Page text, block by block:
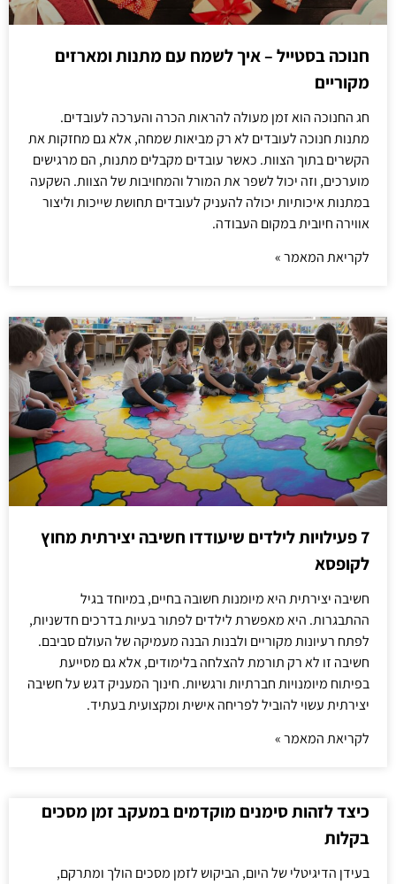
חנוכה בסטייל – איך לשמח עם מתנות ומארזים
מקוריים
חג החנוכה הוא זמן מעולה להראות הכרה והערכה לעובדים.
מתנות חנוכה לעובדים לא רק מביאות שמחה, אלא גם מחזקות את
הקשרים בתוך הצוות. כאשר עובדים מקבלים מתנות, הם מרגישים
מוערכים, וזה יכול לשפר את המורל והמחויבות של הצוות. השקעה
במתנות איכותיות יכולה להעניק לעובדים תחושת שייכות וליצור
אווירה חיובית במקום העבודה.
לקריאת המאמר »
7 פעילויות לילדים שיעודדו חשיבה יצירתית מחוץ
לקופסא
חשיבה יצירתית היא מיומנות חשובה בחיים, במיוחד בגיל
ההתבגרות. היא מאפשרת לילדים לפתור בעיות בדרכים חדשניות,
לפתח רעיונות מקוריים ולבנות הבנה מעמיקה של העולם סביבם.
חשיבה זו לא רק תורמת להצלחה בלימודים, אלא גם מסייעת
בפיתוח מיומנויות חברתיות ורגשיות. חינוך המעניק דגש על חשיבה
יצירתית עשוי להוביל לפריחה אישית ומקצועית בעתיד.
לקריאת המאמר »
כיצד לזהות סימנים מוקדמים במעקב זמן מסכים
בקלות
בעידן הדיגיטלי של היום, הביקוש לזמן מסכים הולך ומתרקם,